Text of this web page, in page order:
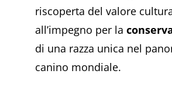
riscoperta del valore
all’impegno per la
di una razza unica nel
canino mondiale.